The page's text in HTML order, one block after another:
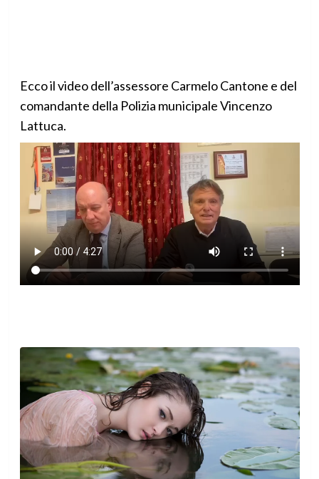
Ecco il video dell’assessore Carmelo Cantone e del
comandante della Polizia municipale Vincenzo
Lattuca.